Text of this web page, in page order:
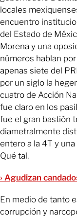
locales
encuentro
del Estado de
Morena y una
números hablan
apenas siete del
por un siglo la
cuatro de Acción
fue claro en los
fue el gran bastión
diametralmente
entero a la 4T y
Qué tal.
› Agudizan
En medio de tanto
corrupción y